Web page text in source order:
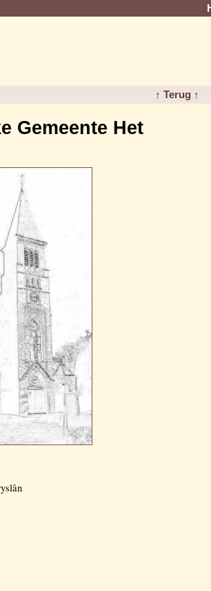
↑ Terug ↑
Gemeente Het